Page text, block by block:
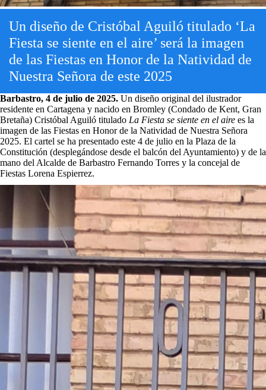
Un diseño de Cristóbal Aguiló titulado ‘La
Fiesta se siente en el aire’ será la imagen
de las Fiestas en Honor de la Natividad de
Nuestra Señora de este 2025
Barbastro, 4 de julio de 2025. Un diseño original del ilustrador
residente en Cartagena y nacido en Bromley (Condado de Kent, Gran
Bretaña) Cristóbal Aguiló titulado La Fiesta se siente en el aire es la
imagen de las Fiestas en Honor de la Natividad de Nuestra Señora
2025. El cartel se ha presentado este 4 de julio en la Plaza de la
Constitución (desplegándose desde el balcón del Ayuntamiento) y de la
mano del Alcalde de Barbastro Fernando Torres y la concejal de
Fiestas Lorena Espierrez.